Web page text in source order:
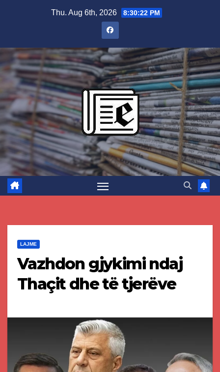
Thu. Aug 6th, 2026 8:30:23 PM
LAJME
Vazhdon gjykimi ndaj
Thaçit dhe të tjerëve